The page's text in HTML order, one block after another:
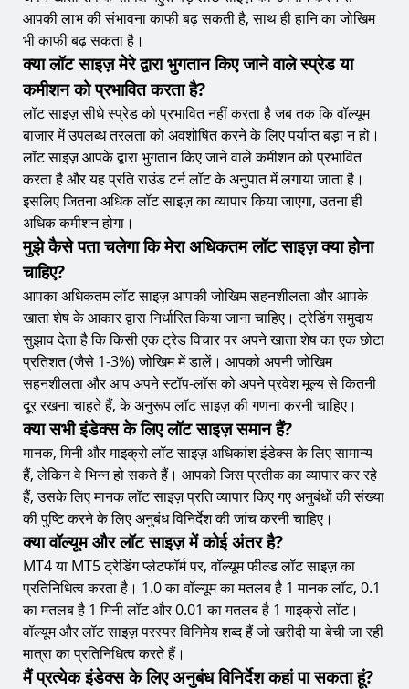
आपकी लाभ की संभावना काफी बढ़ सकती है, साथ ही हानि का जोखिम
भी काफी बढ़ सकता है।
क्या लॉट साइज़ मेरे द्वारा भुगतान किए जाने वाले स्प्रेड या
कमीशन को प्रभावित करता है?
लॉट साइज़ सीधे स्प्रेड को प्रभावित नहीं करता है जब तक कि वॉल्यूम
बाजार में उपलब्ध तरलता को अवशोषित करने के लिए पर्याप्त बड़ा न हो।
लॉट साइज़ आपके द्वारा भुगतान किए जाने वाले कमीशन को प्रभावित
करता है और यह प्रति राउंड टर्न लॉट के अनुपात में लगाया जाता है।
इसलिए जितना अधिक लॉट साइज़ का व्यापार किया जाएगा, उतना ही
अधिक कमीशन होगा।
मुझे कैसे पता चलेगा कि मेरा अधिकतम लॉट साइज़ क्या होना
चाहिए?
आपका अधिकतम लॉट साइज़ आपकी जोखिम सहनशीलता और आपके
खाता शेष के आकार द्वारा निर्धारित किया जाना चाहिए। ट्रेडिंग समुदाय
सुझाव देता है कि किसी एक ट्रेड विचार पर अपने खाता शेष का एक छोटा
प्रतिशत (जैसे 1-3%) जोखिम में डालें। आपको अपनी जोखिम
सहनशीलता और आप अपने स्टॉप-लॉस को अपने प्रवेश मूल्य से कितनी
दूर रखना चाहते हैं, के अनुरूप लॉट साइज़ की गणना करनी चाहिए।
क्या सभी इंडेक्स के लिए लॉट साइज़ समान हैं?
मानक, मिनी और माइक्रो लॉट साइज़ अधिकांश इंडेक्स के लिए सामान्य
हैं, लेकिन वे भिन्न हो सकते हैं। आपको जिस प्रतीक का व्यापार कर रहे
हैं, उसके लिए मानक लॉट साइज़ प्रति व्यापार किए गए अनुबंधों की संख्या
की पुष्टि करने के लिए अनुबंध विनिर्देश की जांच करनी चाहिए।
क्या वॉल्यूम और लॉट साइज़ में कोई अंतर है?
MT4 या MT5 ट्रेडिंग प्लेटफॉर्म पर, वॉल्यूम फील्ड लॉट साइज़ का
प्रतिनिधित्व करता है। 1.0 का वॉल्यूम का मतलब है 1 मानक लॉट, 0.1
का मतलब है 1 मिनी लॉट और 0.01 का मतलब है 1 माइक्रो लॉट।
वॉल्यूम और लॉट साइज़ परस्पर विनिमेय शब्द हैं जो खरीदी या बेची जा रही
मात्रा का प्रतिनिधित्व करते हैं।
मैं प्रत्येक इंडेक्स के लिए अनुबंध विनिर्देश कहां पा सकता हूं?